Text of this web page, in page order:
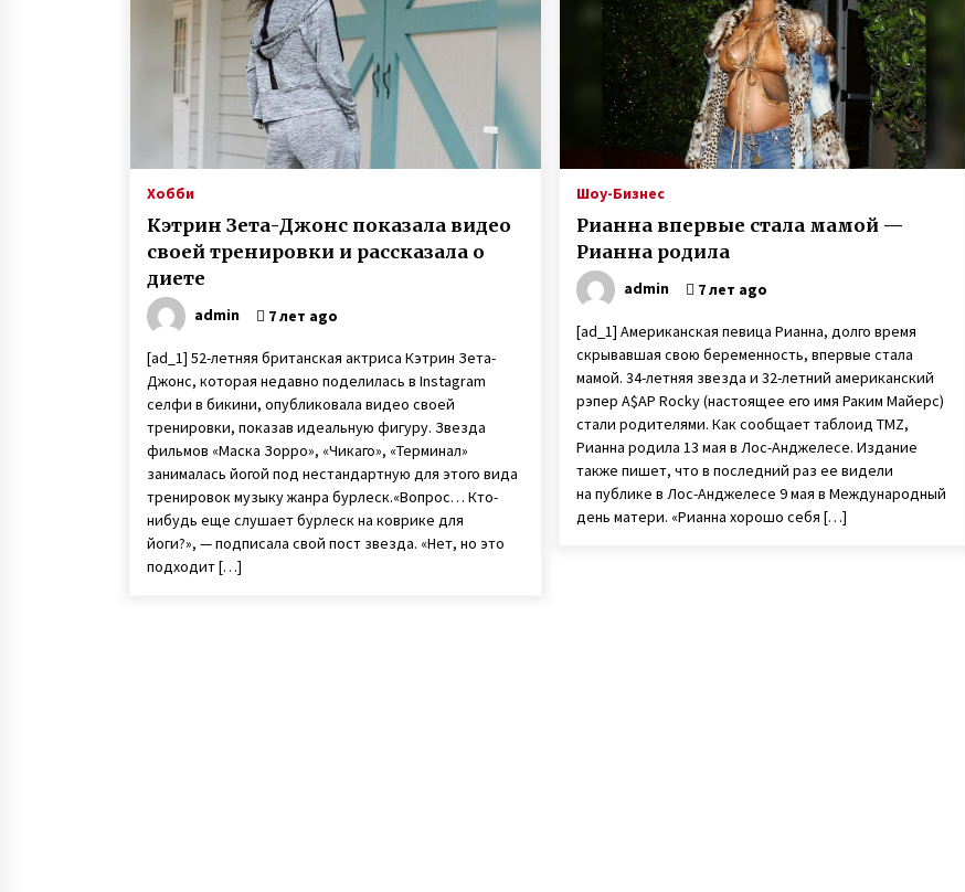
доске
6 лет ago 6 лет ago
Четверня у супругов с
Прикарпатья — врачи советовали
удалить три эмбриона из четырех,
прижившихся после ЭКО
6 лет ago
После гибели мужа в АТО мать
двух сыновей Анна Оцабера из
Винницкой области пошла на
войну
7 лет ago
Ослиная ферма под Киевом —
уникального ослиного молока
3 года ago
Любовь лечит — Екатерина
спасла ее
6 лет ago
Хобби
Кэтрин Зета-Джонс показала видео
своей тренировки и рассказала о
диете
admin 7 лет ago
[ad_1] 52-летняя британская актриса Кэтрин Зета-
Джонс, которая недавно поделилась в Instagram
селфи в бикини, опубликовала видео своей
тренировки, показав идеальную фигуру. Звезда
фильмов «Маска Зорро», «Чикаго», «Терминал»
занималась йогой под нестандартную для этого вида
тренировок музыку жанра бурлеск.«Вопрос… Кто-
нибудь еще слушает бурлеск на коврике для
йоги?», — подписала свой пост звезда. «Нет, но это
подходит […]
Шоу-Бизнес
Рианна впервые стала мамой —
Рианна родила
admin 7 лет ago
[ad_1] Американская певица Рианна, долго время
скрывавшая свою беременность, впервые стала
мамой. 34-летняя звезда и 32-летний американский
рэпер A$AP Rocky (настоящее его имя Раким Майерс)
стали родителями. Как сообщает таблоид TMZ,
Рианна родила 13 мая в Лос-Анджелесе. Издание
также пишет, что в последний раз ее видели
на публике в Лос-Анджелесе 9 мая в Международный
день матери. «Рианна хорошо себя […]